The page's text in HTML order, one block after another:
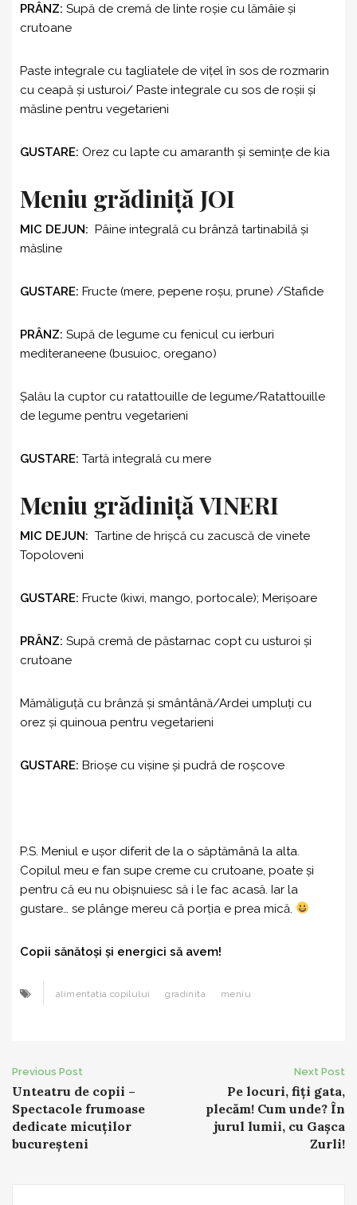
PRÂNZ: Supă de cremă de linte roşie cu lămâie şi
crutoane
Paste integrale cu tagliatele de viţel în sos de rozmarin
cu ceapă şi usturoi/ Paste integrale cu sos de roşii şi
măsline pentru vegetarieni
GUSTARE: Orez cu lapte cu amaranth şi seminţe de kia
Meniu grădiniță JOI
MIC DEJUN: Pâine integrală cu brânză tartinabilă şi
măsline
GUSTARE: Fructe (mere, pepene roşu, prune) /Stafide
PRÂNZ: Supă de legume cu fenicul cu ierburi
mediteraneene (busuioc, oregano)
Şalău la cuptor cu ratattouille de legume/Ratattouille
de legume pentru vegetarieni
GUSTARE: Tartă integrală cu mere
Meniu grădiniță VINERI
MIC DEJUN: Tartine de hrişcă cu zacuscă de vinete
Topoloveni
GUSTARE: Fructe (kiwi, mango, portocale); Merişoare
PRÂNZ: Supă cremă de păstarnac copt cu usturoi şi
crutoane
Mămăliguță cu brânză şi smântână/Ardei umpluți cu
orez şi quinoua pentru vegetarieni
GUSTARE: Brioşe cu vişine şi pudră de roşcove
P.S. Meniul e ușor diferit de la o săptămână la alta.
Copilul meu e fan supe creme cu crutoane, poate și
pentru că eu nu obișnuiesc să i le fac acasă. Iar la
gustare… se plânge mereu că porția e prea mică.
Copii sănătoși și energici să avem!
alimentatia copilului gradinita meniu
Post
navigation
Previous Post
Unteatru de copii –
Spectacole frumoase
dedicate micuților
bucureșteni
Next Post
Pe locuri, fiți gata,
plecăm! Cum unde? În
jurul lumii, cu Gașca
Zurli!